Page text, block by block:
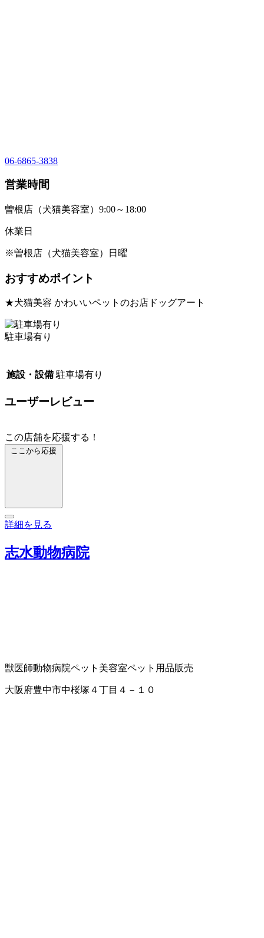
06-6865-3838
営業時間
曽根店（犬猫美容室）9:00～18:00
休業日
※曽根店（犬猫美容室）日曜
おすすめポイント
★犬猫美容 かわいいペットのお店ドッグアート
駐車場有り
施設・設備 駐車場有り
ユーザーレビュー
この店舗を応援する！
ここから応援
詳細を見る
志水動物病院
獣医師動物病院ペット美容室ペット用品販売
大阪府豊中市中桜塚４丁目４－１０